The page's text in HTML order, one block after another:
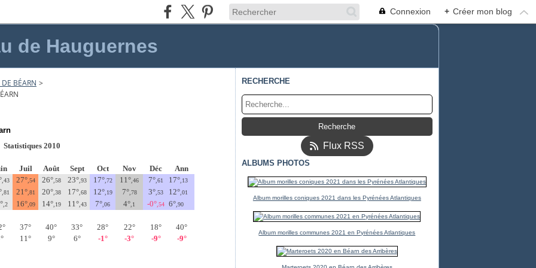
Connexion + Créer mon blog
de Hauguernes
DE BÉARN >
Statistiques 2010
Juil Août Sept Oct Nov Déc
Ann
,43 27°,54 26°,58 23°,93 17°,72 11° ,46 7° ,61 17° ,13
,81 21°,81 20°,38 17°,68 12°,19 7°,78 3° ,53 12° ,01
,2 16°,09 14°,19 11°,43 7° ,06 4° ,1 -0° ,54 6° ,90
37° 40° 33° 28° 22° 18°
40°
11° 9° 6° -1° -3° -9° -9°
RECHERCHE
Flux RSS
ALBUMS PHOTOS
Album morilles coniques 2021 dans les Pyrénées Atlantiques
Album morilles communes 2021 en Pyrénées Atlantiques